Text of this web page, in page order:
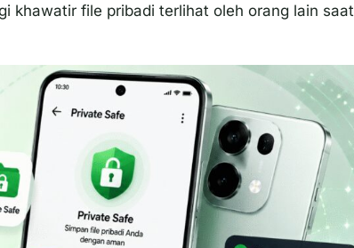
khawatir file pribadi terlihat oleh orang lain saat